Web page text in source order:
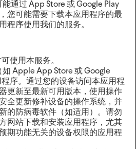
通过 App Store 或 Google Play
您可能需要下载本应用程序的最
程序使用我们的服务。‍
使用本服务。
Apple App Store 或 Google
程序。通过您的设备访问本应用程
更新至最新可用版本，使用操作
全更新修补设备的操作系统，并
的防病毒软件（如适用）。请勿
网站下载和安装应用程序，尤其
期功能无关的设备权限的应用程